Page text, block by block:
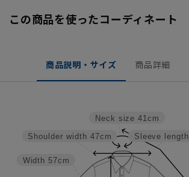
この商品を使ったコーディネート
商品説明・サイズ 商品詳細
Sleeve length
Neck size 41cm
Width 57cm
Shoulder width 47cm